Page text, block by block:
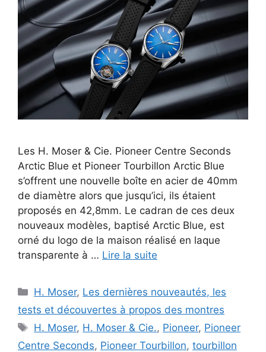
Les H. Moser & Cie. Pioneer Centre Seconds
Arctic Blue et Pioneer Tourbillon Arctic Blue
s’offrent une nouvelle boîte en acier de 40mm
de diamètre alors que jusqu’ici, ils étaient
proposés en 42,8mm. Le cadran de ces deux
nouveaux modèles, baptisé Arctic Blue, est
orné du logo de la maison réalisé en laque
transparente à … Lire la suite
Catégories
H. Moser, Les dernières nouveautés, les
tests et découvertes à propos des montres
Étiquettes
H. Moser, H. Moser & Cie., Pioneer, Pioneer
Centre Seconds, Pioneer Tourbillon, tourbillon